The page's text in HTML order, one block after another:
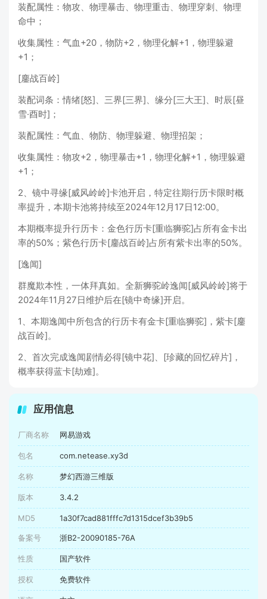
装配属性：物攻、物理暴击、物理重击、物理穿刺、物理
命中；
收集属性：气血+20，物防+2，物理化解+1，物理躲避
+1；
[鏖战百岭]
装配词条：情绪[怒]、三界[三界]、缘分[三大王]、时辰[昼
雪·酉时]；
装配属性：气血、物防、物理躲避、物理招架；
收集属性：物攻+2，物理暴击+1，物理化解+1，物理躲避
+1；
2、镜中寻缘[威风岭岭]卡池开启，特定往期行历卡限时概
率提升，本期卡池将持续至2024年12月17日12:00。
本期概率提升行历卡：金色行历卡[重临狮驼]占所有金卡出
率的50%；紫色行历卡[鏖战百岭]占所有紫卡出率的50%。
[逸闻]
群魔欺本性，一体拜真如。全新狮驼岭逸闻[威风岭岭]将于
2024年11月27日维护后在[镜中奇缘]开启。
1、本期逸闻中所包含的行历卡有金卡[重临狮驼]，紫卡[鏖
战百岭]。
2、首次完成逸闻剧情必得[镜中花]、[珍藏的回忆碎片]，
概率获得蓝卡[劫难]。
应用信息
厂商名称 网易游戏
包名 com.netease.xy3d
名称 梦幻西游三维版
版本 3.4.2
MD5 1a30f7cad881fffc7d1315dcef3b39b5
备案号 浙B2-20090185-76A
性质 国产软件
授权 免费软件